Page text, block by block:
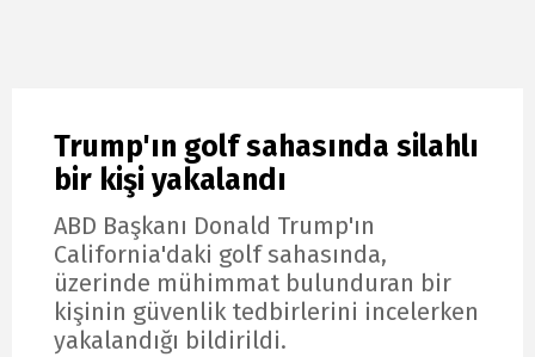
Trump'ın golf sahasında silahlı
bir kişi yakalandı
ABD Başkanı Donald Trump'ın
California'daki golf sahasında,
üzerinde mühimmat bulunduran bir
kişinin güvenlik tedbirlerini incelerken
yakalandığı bildirildi.